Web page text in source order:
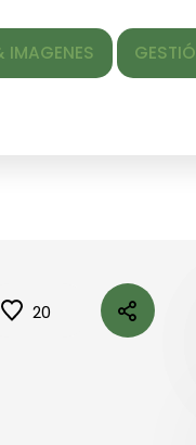
GESTIÓN Y EQUIPO
20